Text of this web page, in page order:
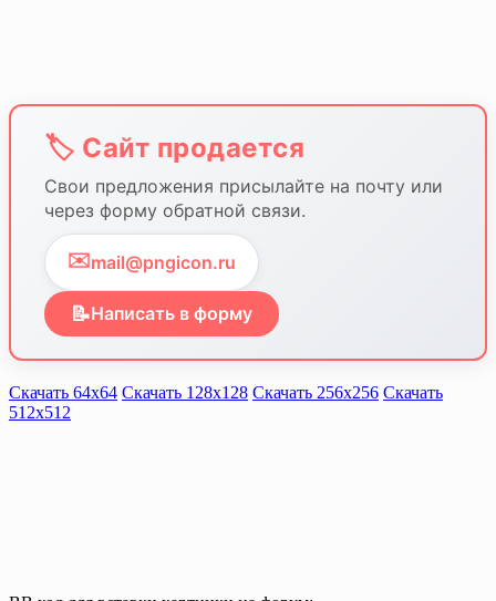
🏷️ Сайт продается
Свои предложения присылайте на почту или
через форму обратной связи.
✉️mail@pngicon.ru
📝Написать в форму
Скачать 64х64 Скачать 128х128 Скачать 256х256 Скачать
512х512